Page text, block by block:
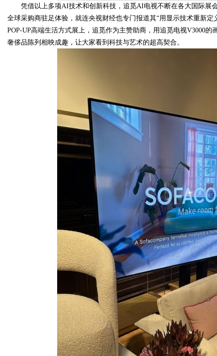
凭借以上多项AI技术和创新科技，追觅AI电视不断在各大国际展
全球采购商驻足体验，就连央视财经也专门报道其“用显示技术重新
POP-UP高端生活方式展上，追觅作为主赞助商，用追觅电视V3000
奢侈品陈列相映成趣，让大家看到科技与艺术的超高契合。